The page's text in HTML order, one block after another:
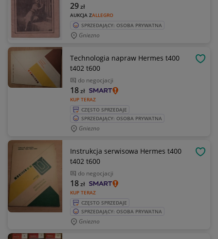
AUKCJA ZALLEGRO
29zł
SPRZEDAJĄCY: OSOBA PRYWATNA
Gniezno
Technologia napraw Hermes t400
t402 t600
do negocjacji
KUP TERAZ
18zł
CZĘSTO SPRZEDAJE
SPRZEDAJĄCY: OSOBA PRYWATNA
Gniezno
Instrukcja serwisowa Hermes t400
t402 t600
do negocjacji
KUP TERAZ
18zł
CZĘSTO SPRZEDAJE
SPRZEDAJĄCY: OSOBA PRYWATNA
Gniezno